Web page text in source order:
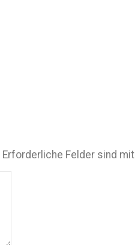
Erforderliche Felder sind mit